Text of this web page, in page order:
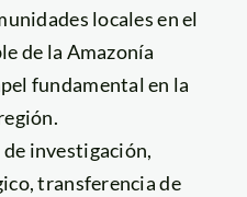
locales en el
de la Amazonía
fundamental en la
investigación,
transferencia de